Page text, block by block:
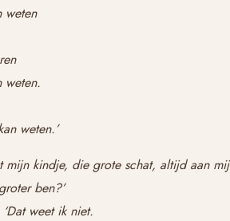
weten
weten.
weten.’
mijn kindje, die grote schat, altijd aan mij
ben?’
weet ik niet.